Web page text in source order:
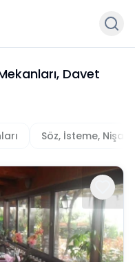
Davet
Söz, İsteme, Nişan